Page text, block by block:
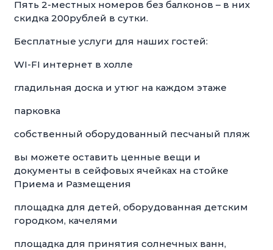
Пять 2-местных номеров без балконов – в них
скидка 200рублей в сутки.
Бесплатные услуги для наших гостей:
WI-FI интернет в холле
гладильная доска и утюг на каждом этаже
парковка
собственный оборудованный песчаный пляж
вы можете оставить ценные вещи и
документы в сейфовых ячейках на стойке
Приема и Размещения
площадка для детей, оборудованная детским
городком, качелями
площадка для принятия солнечных ванн,